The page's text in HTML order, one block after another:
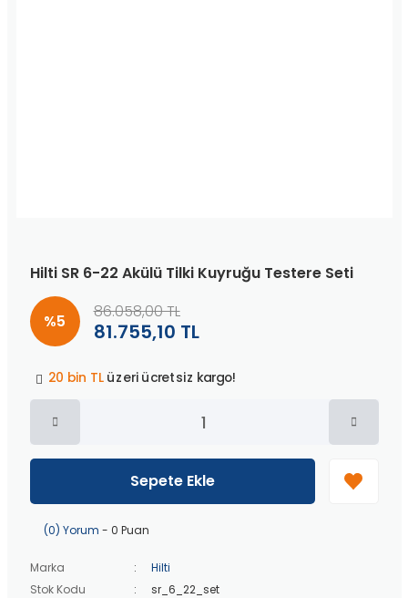
Hilti SR 6-22 Akülü Tilki Kuyruğu Testere Seti
%5 81.755,10 TL
86.058,00 TL
20 bin TLüzeri ücretsiz kargo!
40 bin TL
Peşin fiyatına
üzeri ücretsiz kargo!
üzeri ücretsiz kargo!
40 bin TLüzeri özel teklif!
Sepete Ekle
(0) Yorum - 0 Puan
Marka
Hilti
Stok Kodu
sr_6_22_set